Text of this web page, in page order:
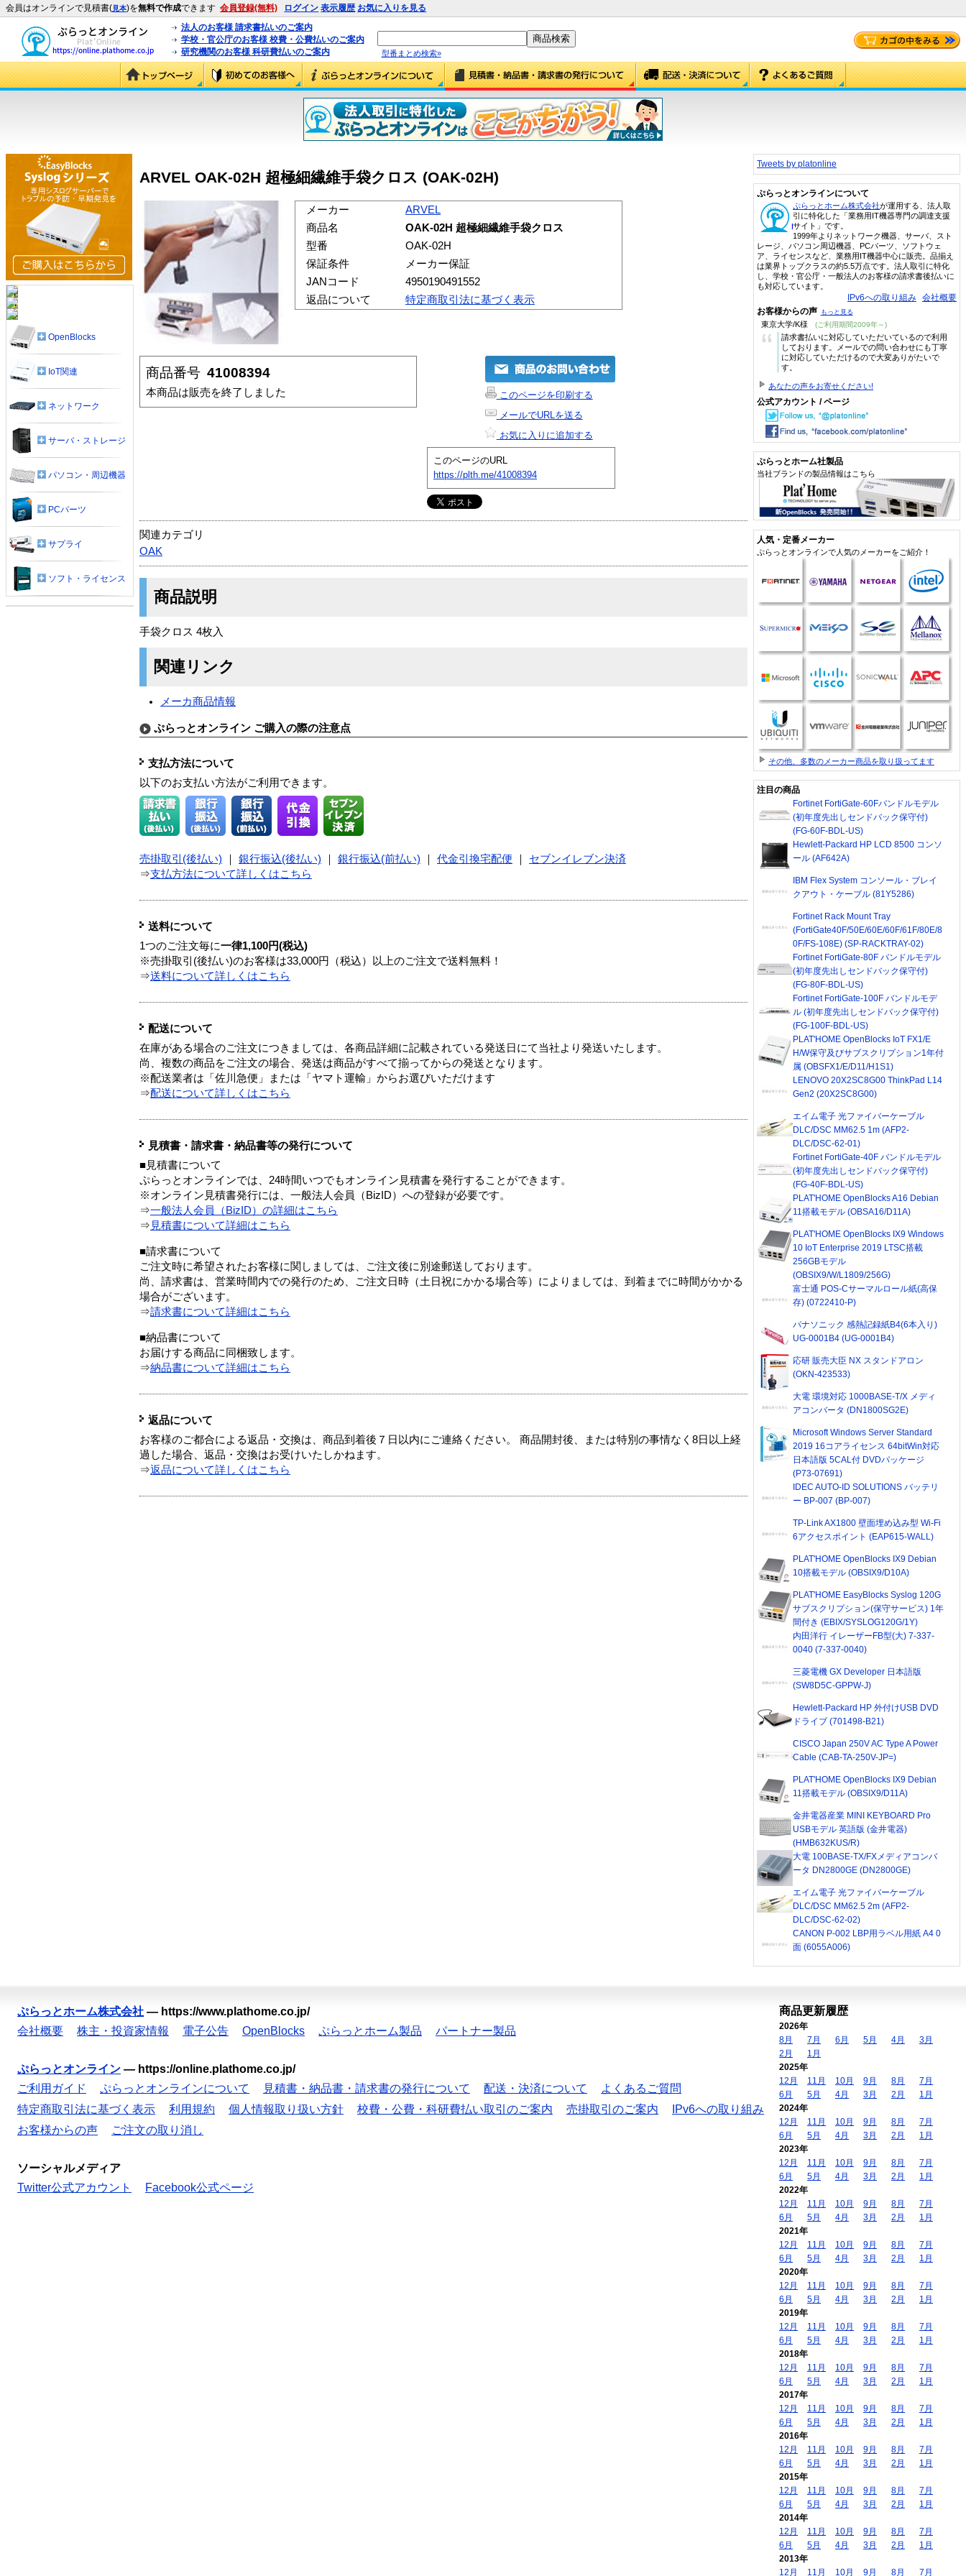
会員はオンラインで見積書(見本)を無料で作成できます 会員登録(無料) ログイン 表示履歴 お気に入りを見る
法人のお客様 請求書払いのご案内
学校・官公庁のお客様 校費・公費払いのご案内
研究機関のお客様 科研費払いのご案内
型番まとめ検索»
ARVEL OAK-02H 超極細繊維手袋クロス (OAK-02H)
メーカー
ARVEL
商品名
OAK-02H 超極細繊維手袋クロス
型番
OAK-02H
保証条件
メーカー保証
JANコード
4950190491552
返品について
特定商取引法に基づく表示
商品番号 41008394
本商品は販売を終了しました
このページを印刷する
メールでURLを送る
お気に入りに追加する
このページのURL
https://plth.me/41008394
関連カテゴリ
OAK
商品説明
手袋クロス 4枚入
関連リンク
メーカ商品情報
ぷらっとオンライン ご購入の際の注意点
支払方法について
以下のお支払い方法がご利用できます。
売掛取引(後払い) 銀行振込(後払い) 銀行振込(前払い) 代金引換宅配便
セブンイレブン決済
⇒支払方法について詳しくはこちら
送料について
1つのご注文毎に一律1,100円(税込)
※売掛取引(後払い)のお客様は33,000円（税込）以上のご注文で送料無料！
⇒送料について詳しくはこちら
配送について
在庫がある場合のご注文につきましては、各商品詳細に記載されている発送日にて当社より発送いたします。
尚、複数の商品をご注文の場合、発送は商品がすべて揃ってからの発送となります。
※配送業者は「佐川急便」または「ヤマト運輸」からお選びいただけます
⇒配送について詳しくはこちら
見積書・請求書・納品書等の発行について
■見積書について
ぷらっとオンラインでは、24時間いつでもオンライン見積書を発行することができます。
※オンライン見積書発行には、一般法人会員（BizID）への登録が必要です。
⇒一般法人会員（BizID）の詳細はこちら
⇒ 見積書について詳細はこちら
■請求書について
ご注文時に希望されたお客様に関しましては、ご注文後に別途郵送しております。
尚、請求書は、営業時間内での発行のため、ご注文日時（土日祝にかかる場合等）によりましては、到着までに時間がかかる
場合がございます。
⇒請求書について詳細はこちら
■納品書について
お届けする商品に同梱致します。
⇒納品書について詳細はこちら
返品について
お客様のご都合による返品・交換は、商品到着後７日以内にご連絡ください。 商品開封後、または特別の事情なく8日以上経
過した場合、返品・交換はお受けいたしかねます。
⇒返品について詳しくはこちら
OpenBlocks
IoT関連
ネットワーク
サーバ・ストレージ
パソコン・周辺機器
PCパーツ
サプライ
ソフト・ライセンス
Tweets by platonline
ぷらっとオンラインについて
ぷらっとホーム株式会社が運用する、法人取
引に特化した「業務用IT機器専門の調達支援
サイト」です。
1999年よりネットワーク機器、サーバ、スト
レージ、パソコン周辺機器、PCパーツ、ソフトウェ
ア、ライセンスなど、業務用IT機器中心に販売。品揃え
は業界トップクラスの約5.5万点です。法人取引に特化
し、学校・官公庁・一般法人のお客様の請求書後払いに
も対応しています。
IPv6への取り組み 会社概要
お客様からの声 もっと見る
東京大学/K様 (ご利用期間2009年～)
“
請求書払いに対応していただいているので利用
しております。メールでの問い合わせにも丁寧
に対応していただけるので大変ありがたいで
す。
あなたの声をお寄せください!
公式アカウント / ページ
ぷらっとホーム社製品
当社ブランドの製品情報はこちら
人気・定番メーカー
ぷらっとオンラインで人気のメーカーをご紹介！
その他、多数のメーカー商品を取り扱ってます
注目の商品
Fortinet FortiGate-60Fバンドルモデル
(初年度先出しセンドバック保守付)
(FG-60F-BDL-US)
Hewlett-Packard HP LCD 8500 コンソ
ール (AF642A)
IBM Flex System コンソール・ブレイ
クアウト・ケーブル (81Y5286)
Fortinet Rack Mount Tray
(FortiGate40F/50E/60E/60F/61F/80E/8
0F/FS-108E) (SP-RACKTRAY-02)
Fortinet FortiGate-80F バンドルモデル
(初年度先出しセンドバック保守付)
(FG-80F-BDL-US)
Fortinet FortiGate-100F バンドルモデ
ル (初年度先出しセンドバック保守付)
(FG-100F-BDL-US)
PLAT'HOME OpenBlocks IoT FX1/E
H/W保守及びサブスクリプション1年付
属 (OBSFX1/E/D11/H1S1)
LENOVO 20X2SC8G00 ThinkPad L14
Gen2 (20X2SC8G00)
エイム電子 光ファイバーケーブル
DLC/DSC MM62.5 1m (AFP2-
DLC/DSC-62-01)
Fortinet FortiGate-40F バンドルモデル
(初年度先出しセンドバック保守付)
(FG-40F-BDL-US)
PLAT'HOME OpenBlocks A16 Debian
11搭載モデル (OBSA16/D11A)
PLAT'HOME OpenBlocks IX9 Windows
10 IoT Enterprise 2019 LTSC搭載
256GBモデル
(OBSIX9/W/L1809/256G)
富士通 POS-Cサーマルロール紙(高保
存) (0722410-P)
パナソニック 感熱記録紙B4(6本入り)
UG-0001B4 (UG-0001B4)
応研 販売大臣 NX スタンドアロン
(OKN-423533)
大電 環境対応 1000BASE-T/X メディ
アコンバータ (DN1800SG2E)
Microsoft Windows Server Standard
2019 16コアライセンス 64bitWin対応
日本語版 5CAL付 DVDパッケージ
(P73-07691)
IDEC AUTO-ID SOLUTIONS バッテリ
ー BP-007 (BP-007)
TP-Link AX1800 壁面埋め込み型 Wi-Fi
6アクセスポイント (EAP615-WALL)
PLAT'HOME OpenBlocks IX9 Debian
10搭載モデル (OBSIX9/D10A)
PLAT'HOME EasyBlocks Syslog 120G
サブスクリプション(保守サービス) 1年
間付き (EBIX/SYSLOG120G/1Y)
内田洋行 イレーザーFB型(大) 7-337-
0040 (7-337-0040)
三菱電機 GX Developer 日本語版
(SW8D5C-GPPW-J)
Hewlett-Packard HP 外付けUSB DVD
ドライブ (701498-B21)
CISCO Japan 250V AC Type A Power
Cable (CAB-TA-250V-JP=)
PLAT'HOME OpenBlocks IX9 Debian
11搭載モデル (OBSIX9/D11A)
金井電器産業 MINI KEYBOARD Pro
USBモデル 英語版 (金井電器)
(HMB632KUS/R)
大電 100BASE-TX/FXメディアコンバ
ータ DN2800GE (DN2800GE)
エイム電子 光ファイバーケーブル
DLC/DSC MM62.5 2m (AFP2-
DLC/DSC-62-02)
CANON P-002 LBP用ラベル用紙 A4 0
面 (6055A006)
ぷらっとホーム株式会社 — https://www.plathome.co.jp/
会社概要
株主・投資家情報 電子公告 OpenBlocks ぷらっとホーム製品 パートナー製品
ぷらっとオンライン — https://online.plathome.co.jp/
ご利用ガイド
ぷらっとオンラインについて 見積書・納品書・請求書の発行について 配送・決済について
よくあるご質問
特定商取引法に基づく表示
利用規約 個人情報取り扱い方針 校費・公費・科研費払い取引のご案内 売掛取引のご案内
IPv6への取り組み
お客様からの声
ご注文の取り消し
ソーシャルメディア
Twitter公式アカウント
Facebook公式ページ
商品更新履歴
2026年
8月
7月 6月 5月 4月
3月
2月
1月
2025年
12月
11月 10月 9月 8月
7月
6月
5月 4月 3月 2月
1月
2024年
12月
11月 10月 9月 8月
7月
6月
5月 4月 3月 2月
1月
2023年
12月
11月 10月 9月 8月
7月
6月
5月 4月 3月 2月
1月
2022年
12月
11月 10月 9月 8月
7月
6月
5月 4月 3月 2月
1月
2021年
12月
11月 10月 9月 8月
7月
6月
5月 4月 3月 2月
1月
2020年
12月
11月 10月 9月 8月
7月
6月
5月 4月 3月 2月
1月
2019年
12月
11月 10月 9月 8月
7月
6月
5月 4月 3月 2月
1月
2018年
12月
11月 10月 9月 8月
7月
6月
5月 4月 3月 2月
1月
2017年
12月
11月 10月 9月 8月
7月
6月
5月 4月 3月 2月
1月
2016年
12月
11月 10月 9月 8月
7月
6月
5月 4月 3月 2月
1月
2015年
12月
11月 10月 9月 8月
7月
6月
5月 4月 3月 2月
1月
2014年
12月
11月 10月 9月 8月
7月
6月
5月 4月 3月 2月
1月
2013年
12月
11月 10月 9月 8月 7月